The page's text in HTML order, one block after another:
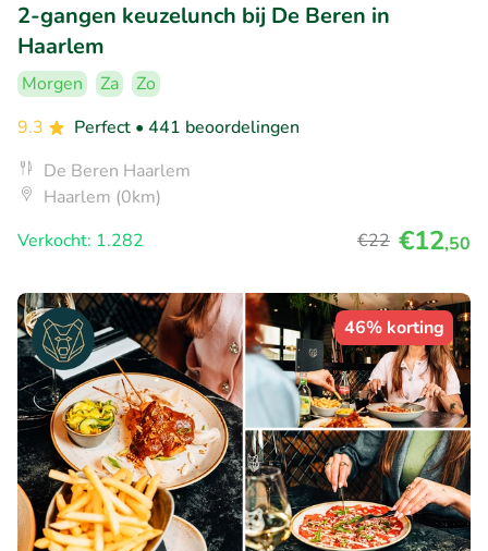
2-gangen keuzelunch bij De Beren in
Haarlem
Morgen Za
Zo
9.3
Perfect • 441 beoordelingen
De Beren Haarlem
Haarlem (0km)
Verkocht: 1.282
€22 €12,50
46% korting